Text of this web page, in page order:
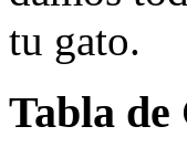
tu gato.
Tabla de